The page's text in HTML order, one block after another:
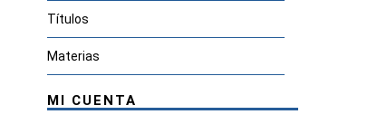
Títulos
Materias
MI CUENTA